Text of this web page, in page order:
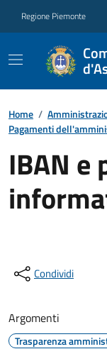
Regione Piemonte
Home /
Pagamenti
IBAN e
Condividi
Argomenti
Trasparenza